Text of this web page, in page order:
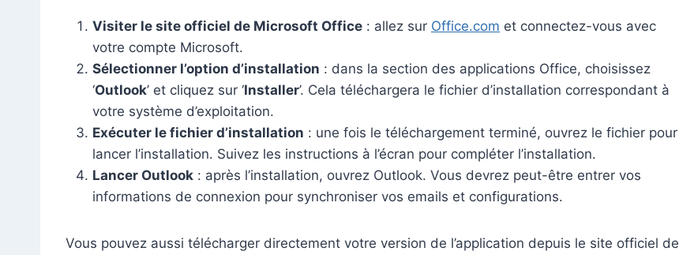
Visiter le site officiel de Microsoft Office : allez sur Office.com et connectez-vous avec
votre compte Microsoft.
Sélectionner l’option d’installation : dans la section des applications Office, choisissez
‘Outlook’ et cliquez sur ‘Installer’. Cela téléchargera le fichier d’installation correspondant à
votre système d’exploitation.
Exécuter le fichier d’installation : une fois le téléchargement terminé, ouvrez le fichier pour
lancer l’installation. Suivez les instructions à l’écran pour compléter l’installation.
Lancer Outlook : après l’installation, ouvrez Outlook. Vous devrez peut-être entrer vos
informations de connexion pour synchroniser vos emails et configurations.
Vous pouvez aussi télécharger directement votre version de l’application depuis le site officiel de